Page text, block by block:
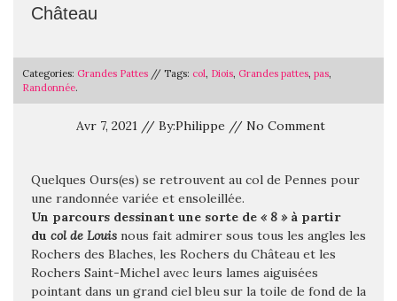
Château
Categories: Grandes Pattes // Tags: col, Diois, Grandes pattes, pas,
Randonnée.
Avr 7, 2021 // By:Philippe // No Comment
Quelques Ours(es) se retrouvent au col de Pennes pour
une randonnée variée et ensoleillée.
Un parcours dessinant une sorte de « 8 »à partir
du col de Louis nous fait admirer sous tous les angles les
Rochers des Blaches, les Rochers du Château et les
Rochers Saint-Michel avec leurs lames aiguisées
pointant dans un grand ciel bleu sur la toile de fond de la